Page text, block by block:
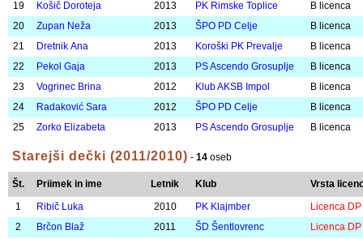
8
Franjga Ita 2013 ŠD Šentlovrenc
B licenca
9
Kovač Katarina 2013 PK Rimske Toplice
B licenca
10
Tanšek Vanessa 2013 ŠPO PD Celje
B licenca
11
Turk Ela 2012 PK Beta
B licenca
12
Knez Katarina 2012 PK Rimske Toplice
B licenca
13
Žveglič Blažka 2013 PK Sevnica
B licenca
14
Matko Brina 2013 PK Beta
B licenca
Borin Julija
17
Pečnik Manca 2013 ŠAO Velenje
B licenca
18
Križman Eva 2013 ŠPO PD Črnomelj
B licenca
19
Košič Doroteja 2013 PK Rimske Toplice
B licenca